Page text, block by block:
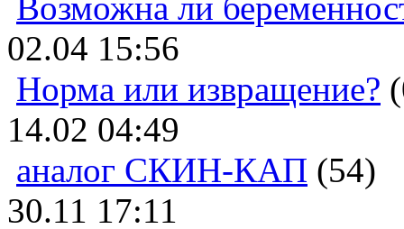
02.04 15:56
Норма или извращение?
14.02 04:49
аналог СКИН-КАП (54)
30.11 17:11